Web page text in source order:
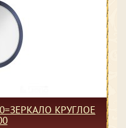
КРУГЛОЕ